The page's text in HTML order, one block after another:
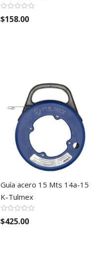
$158.00
Guía acero 15 Mts 14a-15
K-Tulmex
$425.00